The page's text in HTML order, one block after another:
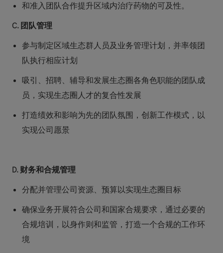
和准入团队合作提升区域内治疗药物的可及性。
C. 团队管理
参与制定区域生态群人员及业务管理计划，并率领团
队执行相应计划
吸引、招聘、辅导和发展生态圈各角色职能的团队成
员，实现生态圈人才的复合性发展
打造绩效和影响为先的团队氛围，创新工作模式，以
实现公司愿景
D. 财务和合规管理
分配并管理公司资源、预算以实现生态圈目标
确保业务开展符合公司和国家合规要求，通过必要的
合规培训，以身作则和监管，打造一个合规的工作环
境